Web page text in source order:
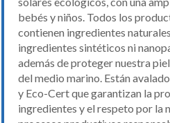
bebés y niños. Todos los
contienen ingredientes
ingredientes sintéticos ni
además de proteger nuestra
del medio marino. Están
y Eco-Cert que garantizan la
ingredientes y el respeto por la